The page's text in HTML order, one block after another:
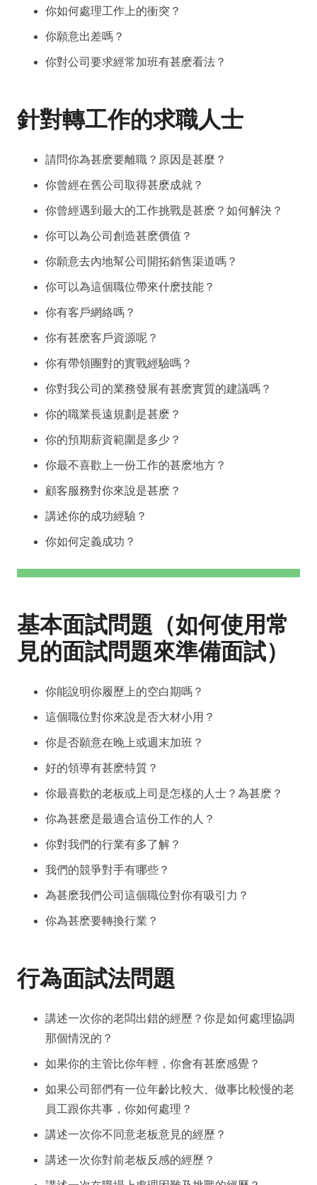
你如何處理工作上的衝突？
你願意出差嗎？
你對公司要求經常加班有甚麽看法？
針對轉工作的求職人士
請問你為甚麽要離職？原因是甚麼？
你曾經在舊公司取得甚麽成就？
你曾經遇到最大的工作挑戰是甚麽？如何解決？
你可以為公司創造甚麽價值？
你願意去內地幫公司開拓銷售渠道嗎？
你可以為這個職位帶來什麽技能？
你有客戶網絡嗎？
你有甚麽客戶資源呢？
你有帶領團對的實戰經驗嗎？
你對我公司的業務發展有甚麽實質的建議嗎？
你的職業長遠規劃是甚麽？
你的預期薪資範圍是多少？
你最不喜歡上一份工作的甚麽地方？
顧客服務對你來說是甚麽？
講述你的成功經驗？
你如何定義成功？
基本面試問題（如何使用常
見的面試問題來準備面試）
你能說明你履歷上的空白期嗎？
這個職位對你來說是否大材小用？
你是否願意在晚上或週末加班？
好的領導有甚麽特質？
你最喜歡的老板或上司是怎樣的人士？為甚麽？
你為甚麽是最適合這份工作的人？
你對我們的行業有多了解？
我們的競爭對手有哪些？
為甚麽我們公司這個職位對你有吸引力？
你為甚麽要轉換行業？
行為面試法問題
講述一次你的老闆出錯的經歷？你是如何處理協調
那個情況的？
如果你的主管比你年輕，你會有甚麽感覺？
如果公司部們有一位年齡比較大、做事比較慢的老
員工跟你共事，你如何處理？
講述一次你不同意老板意見的經歷？
講述一次你對前老板反感的經歷？